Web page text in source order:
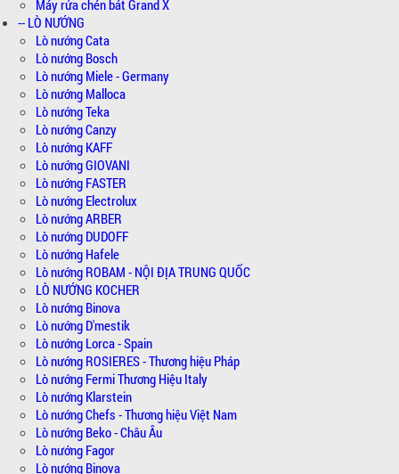
Máy rửa chén bát Grand X
-- LÒ NƯỚNG
Lò nướng Cata
Lò nướng Bosch
Lò nướng Miele - Germany
Lò nướng Malloca
Lò nướng Teka
Lò nướng Canzy
Lò nướng KAFF
Lò nướng GIOVANI
Lò nướng FASTER
Lò nướng Electrolux
Lò nướng ARBER
Lò nướng DUDOFF
Lò nướng Hafele
Lò nướng ROBAM - NỘI ĐỊA TRUNG QUỐC
LÒ NƯỚNG KOCHER
Lò nướng Binova
Lò nướng D'mestik
Lò nướng Lorca - Spain
Lò nướng ROSIERES - Thương hiệu Pháp
Lò nướng Fermi Thương Hiệu Italy
Lò nướng Klarstein
Lò nướng Chefs - Thương hiệu Việt Nam
Lò nướng Beko - Châu Âu
Lò nướng Fagor
Lò nướng Binova